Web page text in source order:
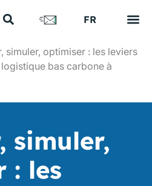
FR
EN
simuler, optimiser : les leviers
bas carbone à
simuler,
: les